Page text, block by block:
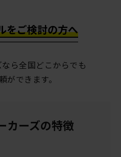
をご検討の方へ
ら全国どこからでも
ができます。
カーズの特徴